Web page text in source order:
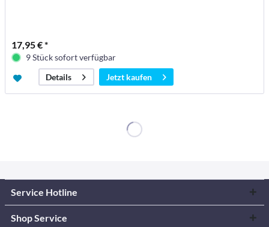
17,95 € *
9 Stück sofort verfügbar
Details
Jetzt kaufen
Service Hotline
Shop Service